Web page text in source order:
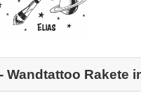
Wandtattoo Rakete